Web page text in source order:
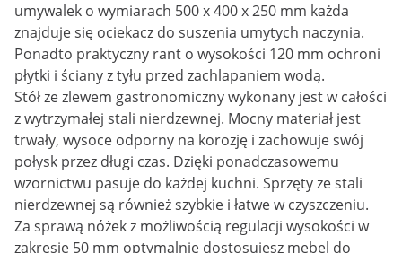
umywalek o wymiarach 500 x 400 x 250 mm każda
znajduje się ociekacz do suszenia umytych naczynia.
Ponadto praktyczny rant o wysokości 120 mm ochroni
płytki i ściany z tyłu przed zachlapaniem wodą.
Stół ze zlewem gastronomiczny wykonany jest w całości
z wytrzymałej stali nierdzewnej. Mocny materiał jest
trwały, wysoce odporny na korozję i zachowuje swój
połysk przez długi czas. Dzięki ponadczasowemu
wzornictwu pasuje do każdej kuchni. Sprzęty ze stali
nierdzewnej są również szybkie i łatwe w czyszczeniu.
Za sprawą nóżek z możliwością regulacji wysokości w
zakresie 50 mm optymalnie dostosujesz mebel do